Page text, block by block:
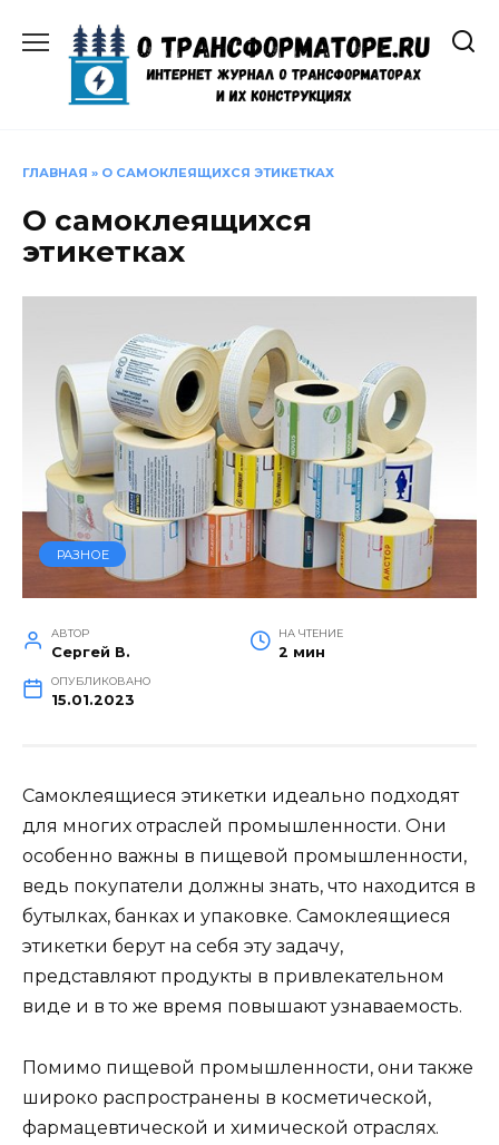
содержанию
ГЛАВНАЯ » О САМОКЛЕЯЩИХСЯ ЭТИКЕТКАХ
О самоклеящихся
этикетках
РАЗНОЕ
АВТОР
Сергей В.
НА ЧТЕНИЕ
2 мин
ОПУБЛИКОВАНО
15.01.2023
Самоклеящиеся этикетки идеально подходят
для многих отраслей промышленности. Они
особенно важны в пищевой промышленности,
ведь покупатели должны знать, что находится в
бутылках, банках и упаковке. Самоклеящиеся
этикетки берут на себя эту задачу,
представляют продукты в привлекательном
виде и в то же время повышают узнаваемость.
Помимо пищевой промышленности, они также
широко распространены в косметической,
фармацевтической и химической отраслях.